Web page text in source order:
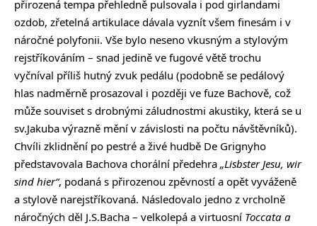
přirozená tempa přehledně pulsovala i pod girlandami
ozdob, zřetelná artikulace dávala vyznít všem finesám i v
náročné polyfonii. Vše bylo neseno vkusným a stylovým
rejstříkováním – snad jedině ve fugové větě trochu
vyčníval příliš hutný zvuk pedálu (podobně se pedálový
hlas nadměrně prosazoval i později ve fuze Bachově, což
může souviset s drobnými záludnostmi akustiky, která se u
sv.Jakuba výrazně mění v závislosti na počtu návštěvníků).
Chvíli zklidnění po pestré a živé hudbě De Grignyho
představovala Bachova chorální předehra „Lisbster Jesu, wir
sind hier“, podaná s přirozenou zpěvností a opět vyváženě
a stylově narejstříkovaná. Následovalo jedno z vrcholně
náročných děl J.S.Bacha – velkolepá a virtuosní Toccata a